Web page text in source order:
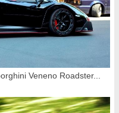
Veneno Roadster...